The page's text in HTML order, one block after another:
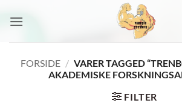
FORSIDE / VARER TAGGED
AKADEMISKE
FILTER